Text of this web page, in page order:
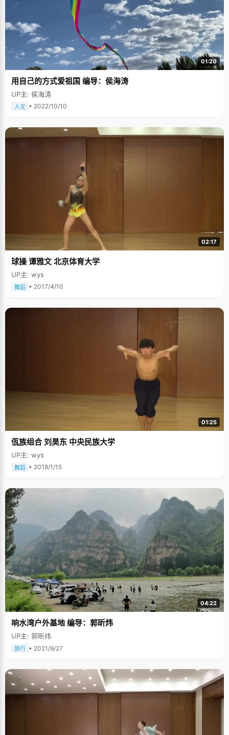
01:20
用自己的方式爱祖国 编导：侯海涛
UP主: 侯海涛
人文 • 2022/10/10
02:17
球操 谭雅文 北京体育大学
UP主: wys
舞蹈 • 2017/4/10
01:25
佤族组合 刘昊东 中央民族大学
UP主: wys
舞蹈 • 2018/1/15
04:22
响水湾户外基地 编导：郭昕炜
UP主: 郭昕炜
旅行 • 2021/9/27